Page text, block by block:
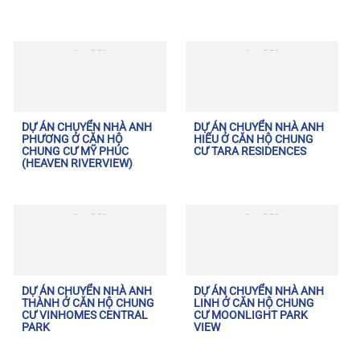
DỰ ÁN CHUYỂN NHÀ ANH
PHƯƠNG Ở CĂN HỘ
CHUNG CƯ MỸ PHÚC
(HEAVEN RIVERVIEW)
DỰ ÁN CHUYỂN NHÀ ANH
HIẾU Ở CĂN HỘ CHUNG
CƯ TARA RESIDENCES
DỰ ÁN CHUYỂN NHÀ ANH
THÀNH Ở CĂN HỘ CHUNG
CƯ VINHOMES CENTRAL
PARK
DỰ ÁN CHUYỂN NHÀ ANH
LINH Ở CĂN HỘ CHUNG
CƯ MOONLIGHT PARK
VIEW